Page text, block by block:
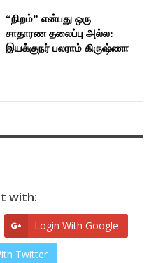
“நிறம்” என்பது ஒரு
சாதாரண தலைப்பு அல்ல:
இயக்குநர் பலராம் கிருஷ்ணா
with:
Login With Google
Twitter